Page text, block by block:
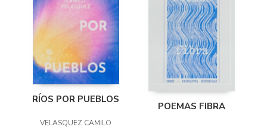
RÍOS POR PUEBLOS
VELASQUEZ CAMILO
POEMAS FIBRA